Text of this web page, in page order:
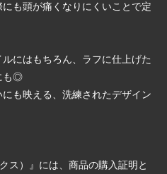
も頭が痛くなりにくいことで定
にはもちろん、ラフに仕上げた
も◎
も映える、洗練されたデザイン
ス）』には、商品の購入証明と